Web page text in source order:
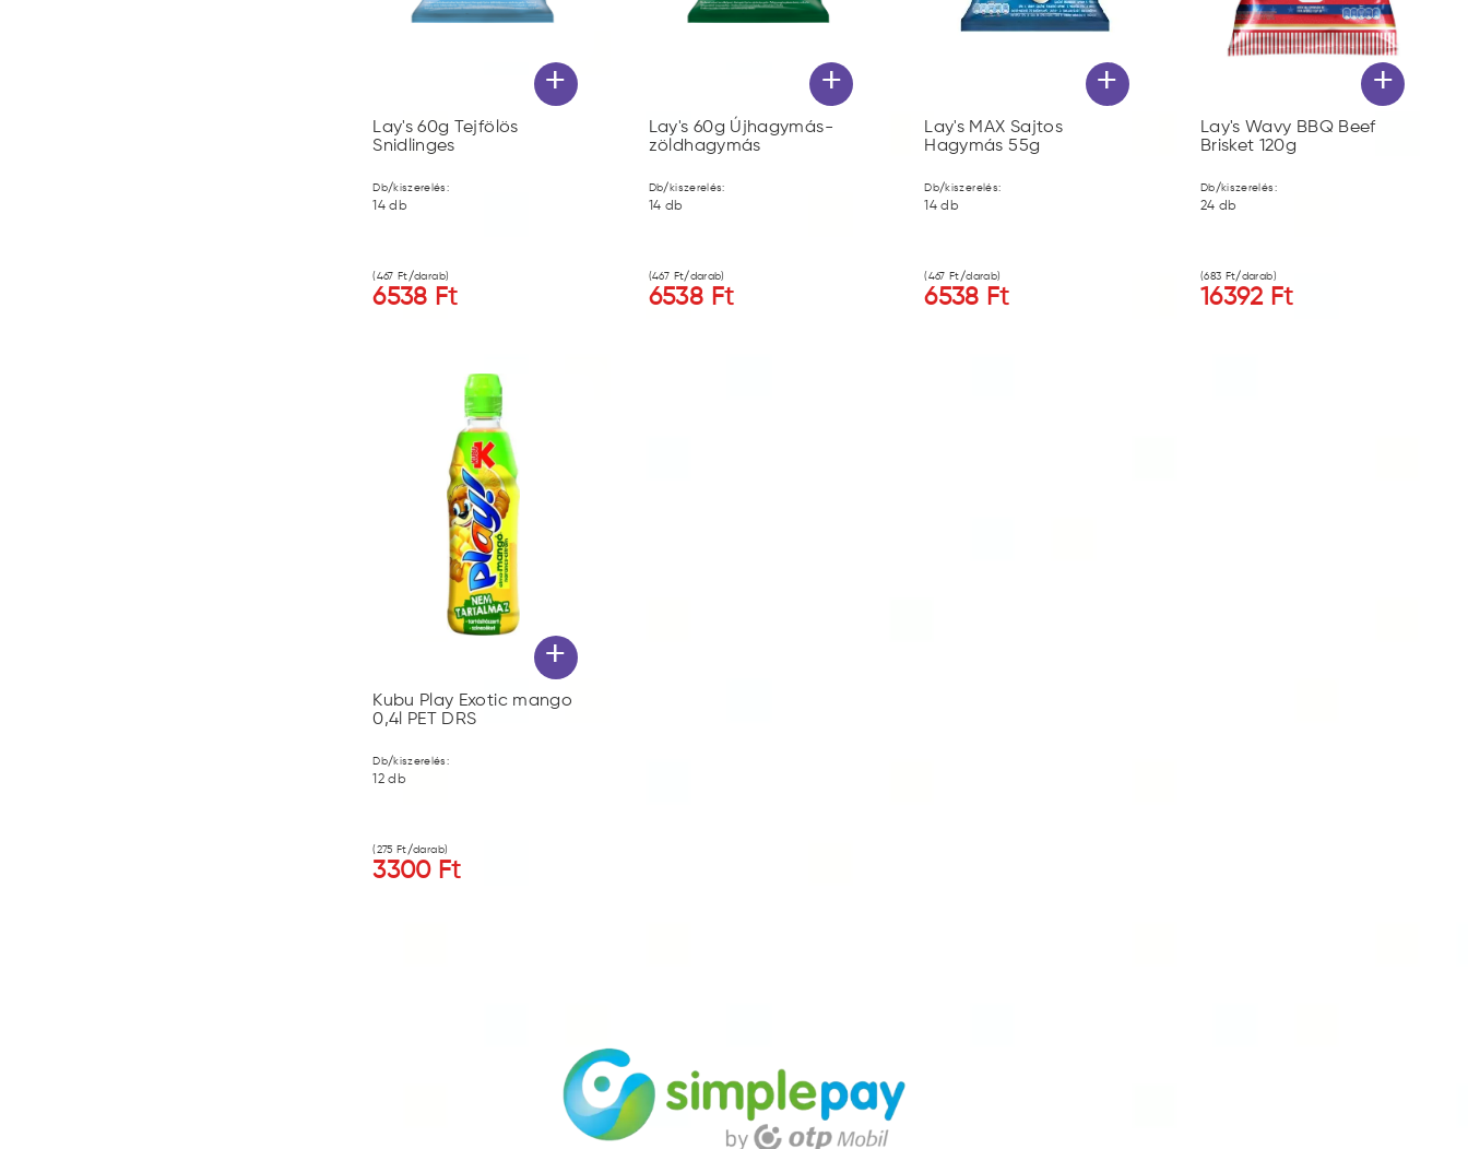
+
Lay's 60g Tejfölös
Snidlinges
Db/kiszerelés:
14db
( 467 Ft/darab)
6538 Ft
+
Lay's 60g Újhagymás-
zöldhagymás
Db/kiszerelés:
14 db
(467 Ft/darab)
6538 Ft
+
Lay's MAX Sajtos
Hagymás 55g
Db/kiszerelés:
14 db
( 467 Ft/darab)
6538 Ft
+
Lay's Wavy BBQ Beef
Brisket 120g
Db/kiszerelés:
24 db
(683 Ft/darab)
16392 Ft
+
Kubu Play Exotic mango
0,4l PET DRS
Db/kiszerelés:
12db
( 275 Ft/darab)
3300Ft